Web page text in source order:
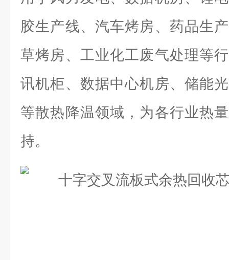
胶生产线、汽车烤房、药品生
草烤房、工业化工废气处理等
讯机柜、数据中心机房、储能
等散热降温领域，为各行业热
持。